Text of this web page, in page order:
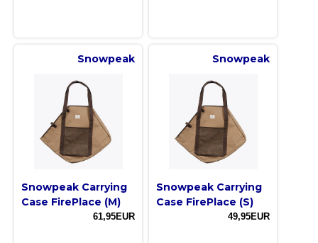
Snowpeak
Snowpeak Carrying
Case FirePlace (M)
61,95EUR
Snowpeak
Snowpeak Carrying
Case FirePlace (S)
49,95EUR